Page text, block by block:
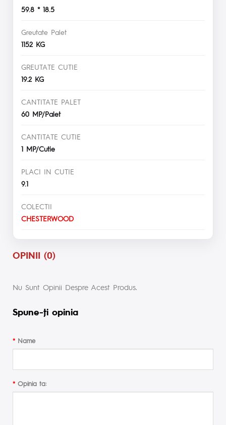
59.8 * 18.5
Greutate Palet
1152 KG
GREUTATE CUTIE
19.2 KG
CANTITATE PALET
60 MP/Palet
CANTITATE CUTIE
1 MP/Cutie
PLACI IN CUTIE
9.1
COLECTII
CHESTERWOOD
OPINII (0)
Nu Sunt Opinii Despre Acest Produs.
Spune-ţi opinia
Name
Opinia ta: